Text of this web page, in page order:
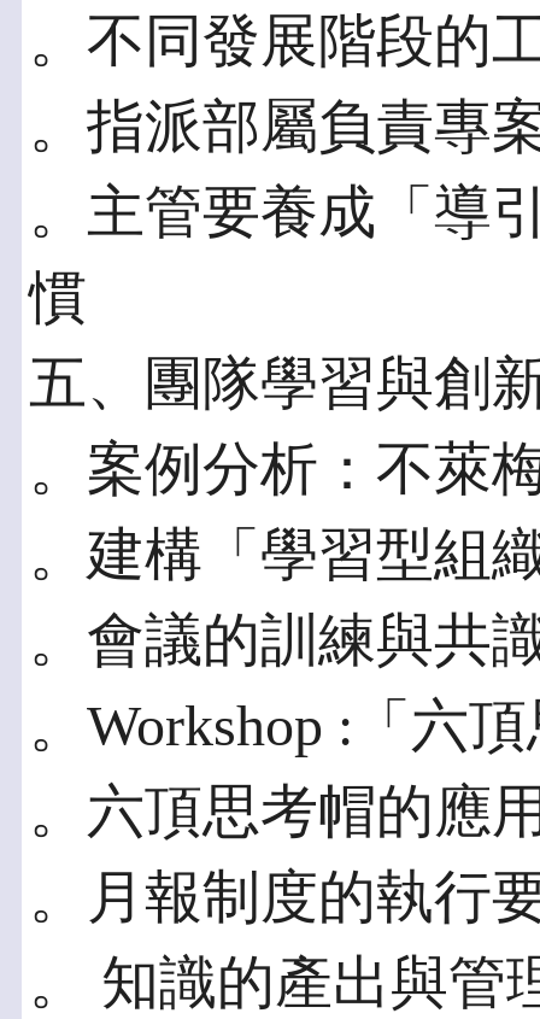
。不同發展階段的
。指派部屬負責專
。主管要養成「導
慣
五、團隊學習與創
。案例分析：不萊
。建構「學習型組
。會議的訓練與共
。Workshop :「六
。六頂思考帽的應
。月報制度的執行
。 知識的產出與管